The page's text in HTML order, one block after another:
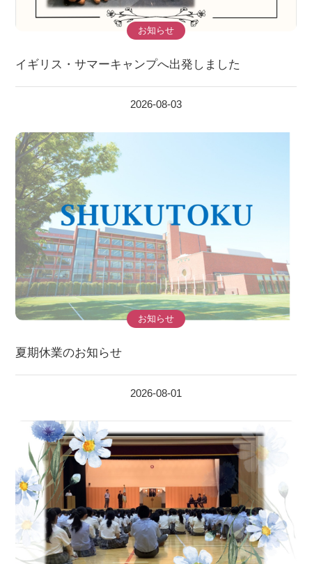
お知らせ
イギリス・サマーキャンプへ出発しました
2026-08-03
お知らせ
夏期休業のお知らせ
2026-08-01